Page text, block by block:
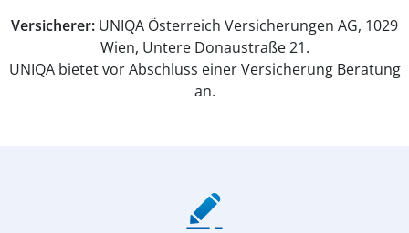
Versicherer: UNIQA Österreich Versicherungen AG, 1029
Wien, Untere Donaustraße 21.
UNIQA bietet vor Abschluss einer Versicherung Beratung
an.